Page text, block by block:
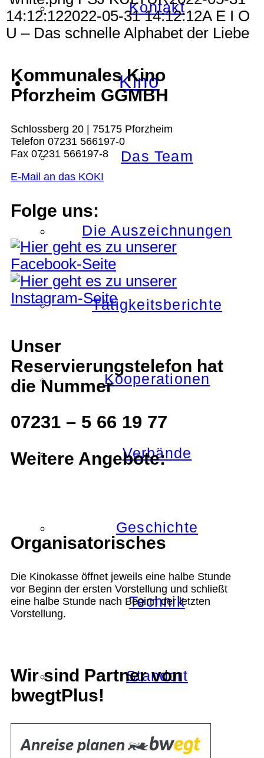
Kontakt
Kino
Das Team
Die Auszeichnungen
Tätigkeitsberichte
Kooperationen
Verbände
Geschichte
Technik
Standort
Verein
14:12:122022-05-31 14:12:12A E I O
U – Das schnelle Alphabet der Liebe
Kommunales Kino
Pforzheim GGMBH
Schlossberg 20 | 75175 Pforzheim
Telefon 07231 566197-0
Fax 07231 566197-8
E-Mail an das KOKI
Folge uns:
Unser
Reservierungstelefon hat
die Nummer
07231 – 5 66 19 77
Weitere Angebote:
Organisatorisches
Die Kinokasse öffnet jeweils eine halbe Stunde
vor Beginn der ersten Vorstellung und schließt
eine halbe Stunde nach Beginn der letzten
Vorstellung.
Wir sind Partner von
bwegtPlus!